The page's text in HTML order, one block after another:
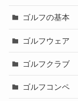
ゴルフの基本
ゴルフウェア
ゴルフクラブ
ゴルフコンペ